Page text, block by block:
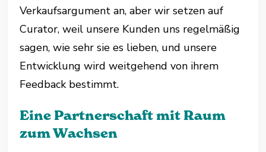
Verkaufsargument an, aber wir setzen auf
Curator, weil unsere Kunden uns regelmäßig
sagen, wie sehr sie es lieben, und unsere
Entwicklung wird weitgehend von ihrem
Feedback bestimmt.
Eine Partnerschaft mit Raum
zum Wachsen